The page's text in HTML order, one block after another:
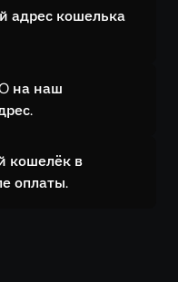
адрес кошелька
на наш
кошелёк в
оплаты.